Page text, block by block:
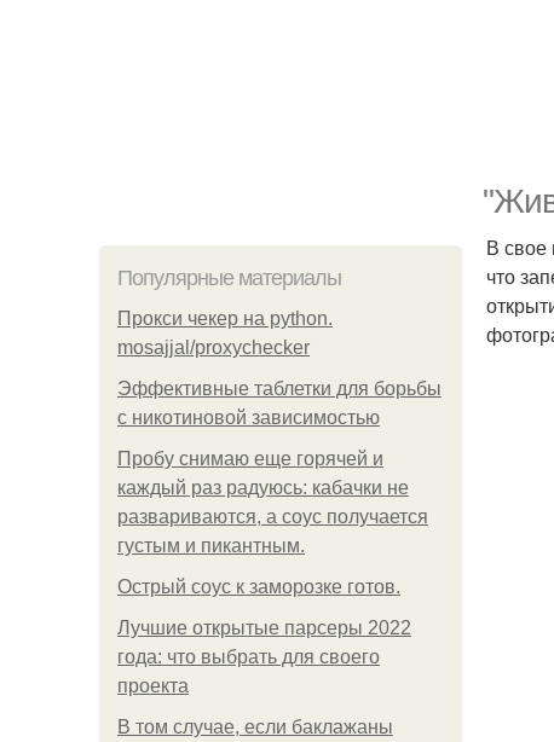
Популярные материалы
Прокси чекер на python.
mosajjal/proxychecker
Эффективные таблетки для борьбы
с никотиновой зависимостью
Пробу снимаю еще горячей и
каждый раз радуюсь: кабачки не
развариваются, а соус получается
густым и пикантным.
Острый соус к заморозке готов.
Лучшие открытые парсеры 2022
года: что выбрать для своего
проекта
В том случае, если баклажаны
В свое
что